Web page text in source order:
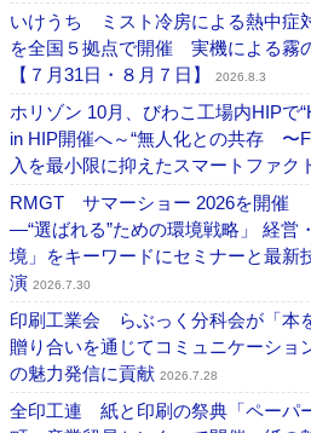
いけうち ミスト冷房による熱中症
を全国５拠点で開催 実機による霧
【７月31日・８月７日】
2026.8.3
ホリゾン 10月、びわこ工場内HIPで
in HIP開催へ～“無人化との共存 〜
入を最小限に抑えたスマートファク
RMGT サマーショー 2026を開催
―“選ばれる”ための環境戦略」 経営
境」をキーワードにセミナーと最新
演 2026.7.30
印刷工業会 らぶっく分科会が「本
贈り合いを通じてコミュニケーショ
の魅力発信に貢献 2026.7.28
全印工連 紙と印刷の祭典「ペーパ